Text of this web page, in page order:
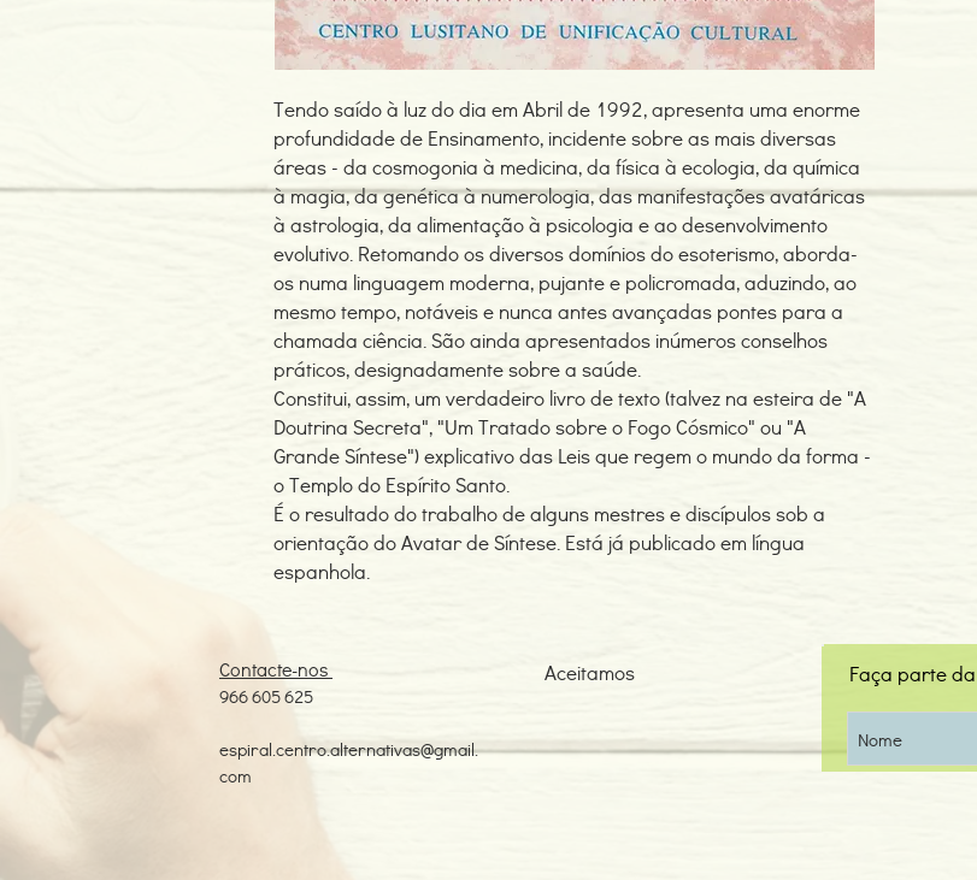
Tendo saído à luz do dia em Abril de 1992, apresenta uma enorme
profundidade de Ensinamento, incidente sobre as mais diversas
áreas - da cosmogonia à medicina, da física à ecologia, da química
à magia, da genética à numerologia, das manifestações avatáricas
à astrologia, da alimentação à psicologia e ao desenvolvimento
evolutivo. Retomando os diversos domínios do esoterismo, aborda-
os numa linguagem moderna, pujante e policromada, aduzindo, ao
mesmo tempo, notáveis e nunca antes avançadas pontes para a
chamada ciência. São ainda apresentados inúmeros conselhos
práticos, designadamente sobre a saúde.
Constitui, assim, um verdadeiro livro de texto (talvez na esteira de "A
Doutrina Secreta", "Um Tratado sobre o Fogo Cósmico" ou "A
Grande Síntese") explicativo das Leis que regem o mundo da forma -
o Templo do Espírito Santo.
É o resultado do trabalho de alguns mestres e discípulos sob a
orientação do Avatar de Síntese. Está já publicado em língua
espanhola.
Contacte-nos
966 605 625
espiral.centro.alternativas@gmail.
com
Aceitamos
Faça parte